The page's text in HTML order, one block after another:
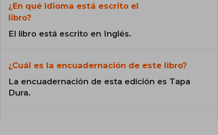
¿En qué Idioma está escrito el
libro?
El libro está escrito en Inglés.
¿Cuál es la encuadernación de este libro?
La encuadernación de esta edición es Tapa
Dura.